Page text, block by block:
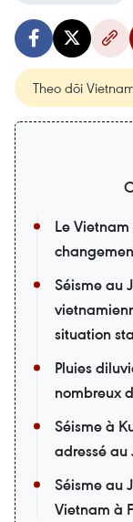
Theo dõi
Le
Séisme au
situation
Pluies
nombreux
Séisme à
adressé au
Séisme au
Vietnam à